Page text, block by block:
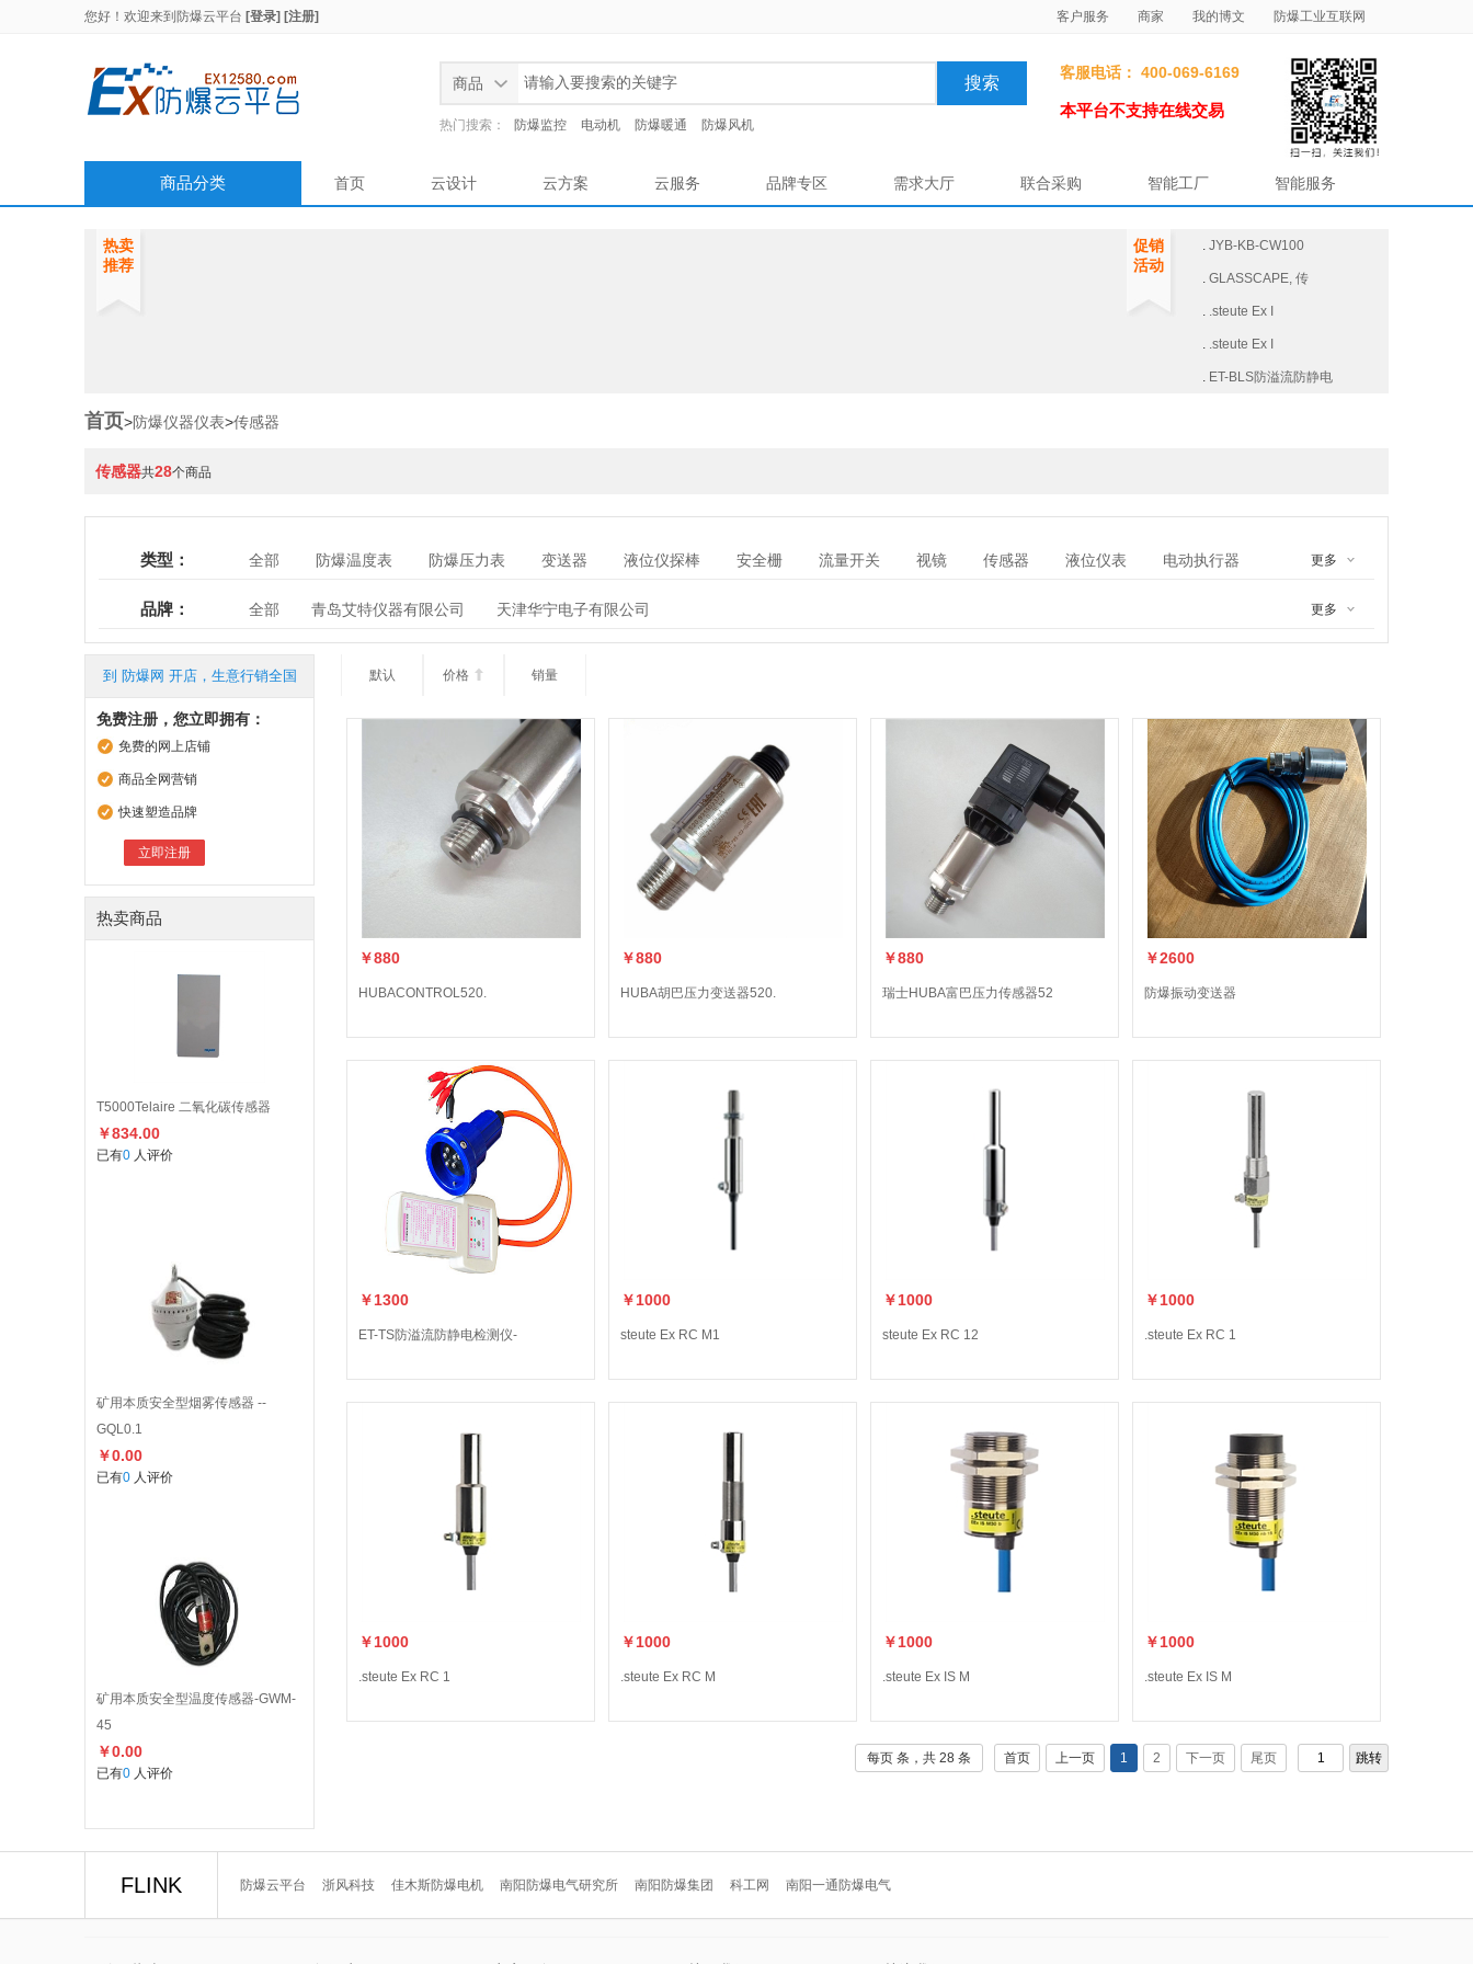
您好！欢迎来到 防爆云平台 [登录] [注册] 客户服务 商家 我的博文 防爆工业互联网
商品
热门搜索： 防爆监控 电动机 防爆暖通 防爆风机
客服电话： 400-069-6169
本平台不支持在线交易
商品分类 首页 云设计 云方案 云服务 品牌专区 需求大厅 联合采购 智能工厂 智能服务
热卖
推荐
促销
活动
. JYB-KB-CW100
. GLASSCAPE, 传
. .steute Ex I
. .steute Ex I
. ET-BLS防溢流防静电
首页>防爆仪器仪表>传感器
传感器共28个商品
类型： 全部 防爆温度表 防爆压力表 变送器 液位仪探棒 安全栅 流量开关 视镜 传感器 液位仪表
电动执行器
更多
品牌： 全部 青岛艾特仪器有限公司 天津华宁电子有限公司 更多
到 防爆网 开店，生意行销全国
免费注册，您立即拥有：
免费的网上店铺
商品全网营销
快速塑造品牌
立即注册
热卖商品
T5000Telaire 二氧化碳传感器
￥834.00
已有0 人评价
矿用本质安全型烟雾传感器 --
GQL0.1
￥0.00
已有0 人评价
矿用本质安全型温度传感器-GWM-
45
￥0.00
已有0 人评价
默认 价格  销量
￥880
HUBACONTROL520.
￥880
HUBA胡巴压力变送器520.
￥880
瑞士HUBA富巴压力传感器52
￥2600
防爆振动变送器
￥1300
ET-TS防溢流防静电检测仪-
￥1000
steute Ex RC M1
￥1000
steute Ex RC 12
￥1000
.steute Ex RC 1
￥1000
.steute Ex RC 1
￥1000
.steute Ex RC M
￥1000
.steute Ex IS M
￥1000
.steute Ex IS M
每页 条，共 28 条 首页 上一页 1 2 下一页 尾页
FLINK 防爆云平台 浙风科技 佳木斯防爆电机 南阳防爆电气研究所 南阳防爆集团 科工网 南阳一通防爆电气